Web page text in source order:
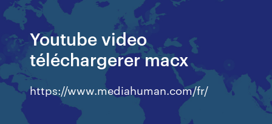
Youtube video
téléchargerer macx
https://www.mediahuman.com/fr/